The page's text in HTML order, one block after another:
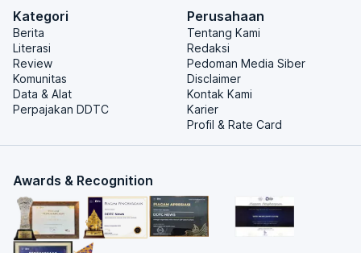
Kategori
Berita
Literasi
Review
Komunitas
Data & Alat
Perpajakan DDTC
Perusahaan
Tentang Kami
Redaksi
Pedoman Media Siber
Disclaimer
Kontak Kami
Karier
Profil & Rate Card
Awards & Recognition